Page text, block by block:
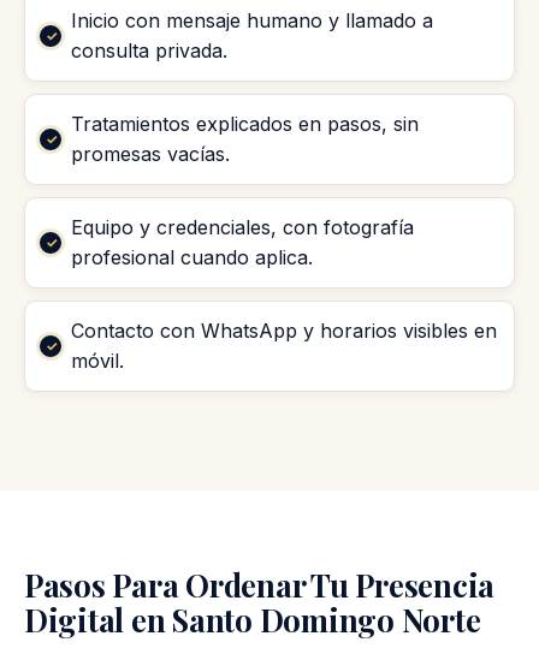
Inicio con mensaje humano y llamado a
consulta privada.
Tratamientos explicados en pasos, sin
promesas vacías.
Equipo y credenciales, con fotografía
profesional cuando aplica.
Contacto con WhatsApp y horarios visibles en
móvil.
Pasos Para Ordenar Tu Presencia
Digital en Santo Domingo Norte